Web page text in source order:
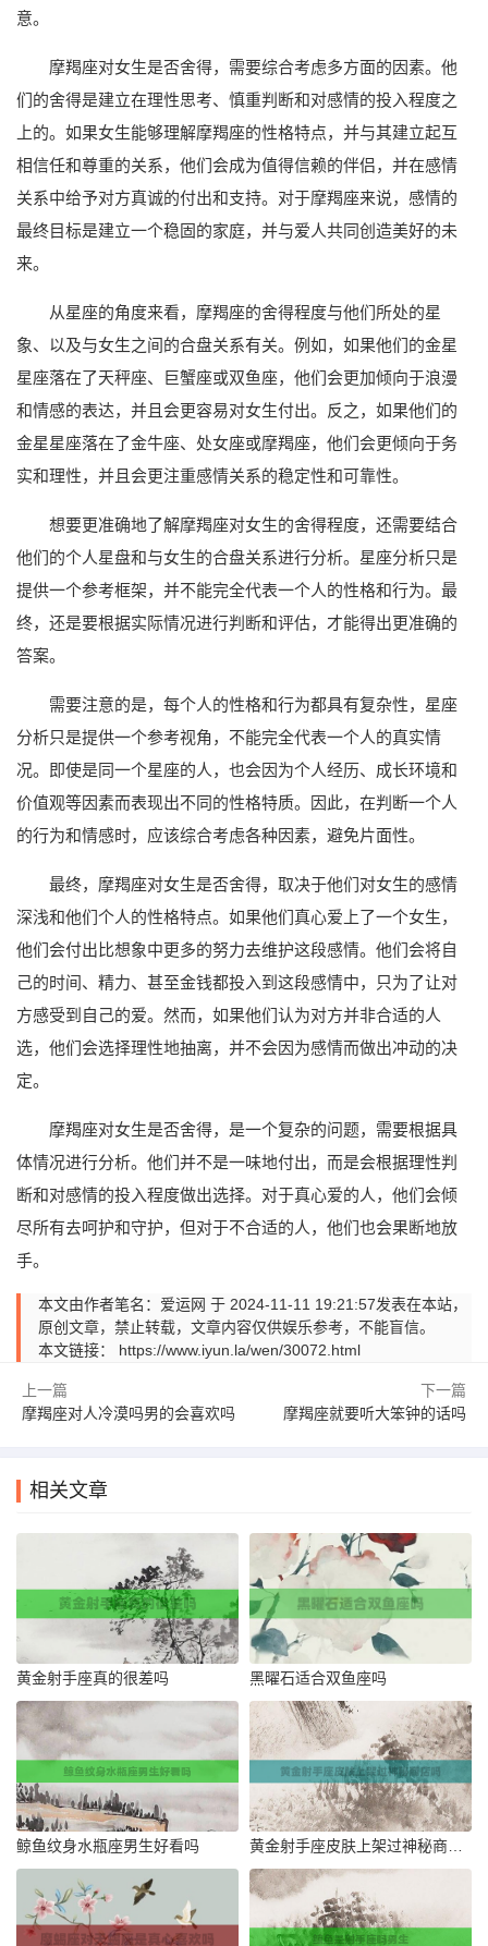
意。
摩羯座对女生是否舍得，需要综合考虑多方面的因素。他
们的舍得是建立在理性思考、慎重判断和对感情的投入程度之
上的。如果女生能够理解摩羯座的性格特点，并与其建立起互
相信任和尊重的关系，他们会成为值得信赖的伴侣，并在感情
关系中给予对方真诚的付出和支持。对于摩羯座来说，感情的
最终目标是建立一个稳固的家庭，并与爱人共同创造美好的未
来。
从星座的角度来看，摩羯座的舍得程度与他们所处的星
象、以及与女生之间的合盘关系有关。例如，如果他们的金星
星座落在了天秤座、巨蟹座或双鱼座，他们会更加倾向于浪漫
和情感的表达，并且会更容易对女生付出。反之，如果他们的
金星星座落在了金牛座、处女座或摩羯座，他们会更倾向于务
实和理性，并且会更注重感情关系的稳定性和可靠性。
想要更准确地了解摩羯座对女生的舍得程度，还需要结合
他们的个人星盘和与女生的合盘关系进行分析。星座分析只是
提供一个参考框架，并不能完全代表一个人的性格和行为。最
终，还是要根据实际情况进行判断和评估，才能得出更准确的
答案。
需要注意的是，每个人的性格和行为都具有复杂性，星座
分析只是提供一个参考视角，不能完全代表一个人的真实情
况。即使是同一个星座的人，也会因为个人经历、成长环境和
价值观等因素而表现出不同的性格特质。因此，在判断一个人
的行为和情感时，应该综合考虑各种因素，避免片面性。
最终，摩羯座对女生是否舍得，取决于他们对女生的感情
深浅和他们个人的性格特点。如果他们真心爱上了一个女生，
他们会付出比想象中更多的努力去维护这段感情。他们会将自
己的时间、精力、甚至金钱都投入到这段感情中，只为了让对
方感受到自己的爱。然而，如果他们认为对方并非合适的人
选，他们会选择理性地抽离，并不会因为感情而做出冲动的决
定。
摩羯座对女生是否舍得，是一个复杂的问题，需要根据具
体情况进行分析。他们并不是一味地付出，而是会根据理性判
断和对感情的投入程度做出选择。对于真心爱的人，他们会倾
尽所有去呵护和守护，但对于不合适的人，他们也会果断地放
手。
本文由作者笔名：爱运网 于 2024-11-11 19:21:57发表在本站，
原创文章，禁止转载，文章内容仅供娱乐参考，不能盲信。
本文链接： https://www.iyun.la/wen/30072.html
上一篇
摩羯座对人冷漠吗男的会喜欢吗
下一篇
摩羯座就要听大笨钟的话吗
相关文章
黄金射手座真的很差吗 黑曜石适合双鱼座吗
鲸鱼纹身水瓶座男生好看吗